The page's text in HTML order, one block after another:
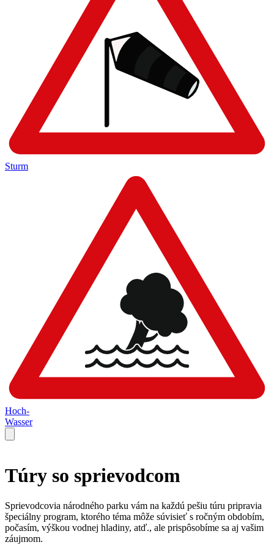
Sturm
Hoch-
Wasser
Túry so sprievodcom
Sprievodcovia národného parku vám na každú pešiu túru pripravia
špeciálny program, ktorého téma môže súvisieť s ročným obdobím,
počasím, výškou vodnej hladiny, atď., ale prispôsobíme sa aj vašim
záujmom.